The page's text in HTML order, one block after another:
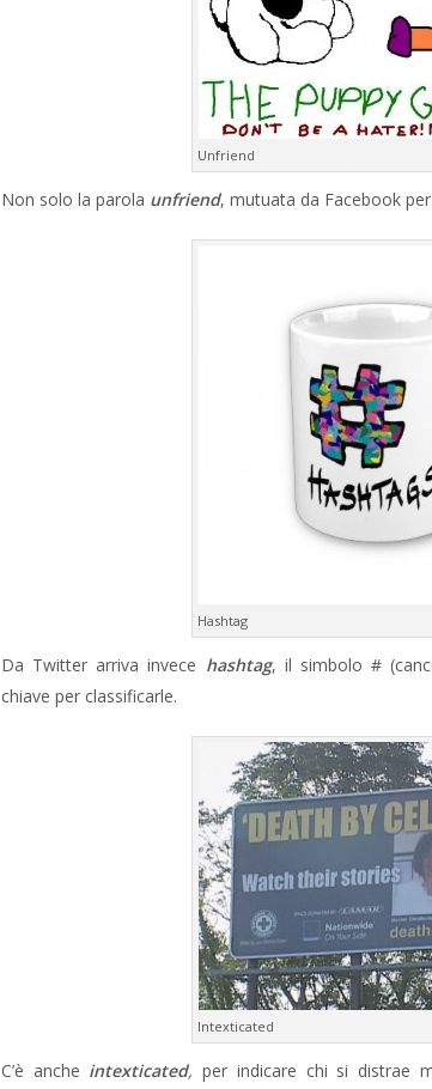
Unfriend
Non solo la parola unfriend, mutuata da Facebook
Hashtag
Da Twitter arriva invece hashtag, il simbolo #
chiave per classificarle.
Intexticated
C’è anche intexticated,per indicare chi si distrae